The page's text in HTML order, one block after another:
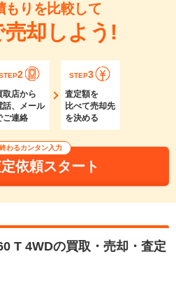
もりを比較して
却しよう!
2
取店から
話、メール
ご連絡
STEP3
査定額を
比べて売却先
を決める
わるカンタン入力
依頼スタート
T 4WDの買取・売却・査定